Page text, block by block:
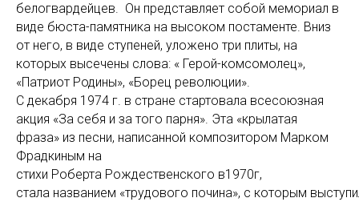
белогвардейцев. Он представляет собой мемориал в
виде бюста-памятника на высоком постаменте. Вниз
от него, в виде ступеней, уложено три плиты, на
которых высечены слова: « Герой-комсомолец»,
«Патриот Родины», «Борец революции».
С декабря 1974 г. в стране стартовала всесоюзная
акция «За себя и за того парня». Эта «крылатая
фраза» из песни, написанной композитором Марком
Фрадкиным на
стихи Роберта Рождественского в1970г,
стала названием «трудового почина», с которым